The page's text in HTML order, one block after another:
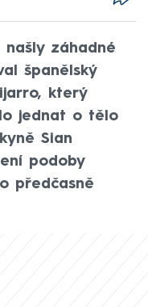
záhadné
španělský
který
jednat o tělo
Sian
podoby
předčasně